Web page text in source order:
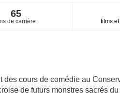
65
de carrière films
cours de comédie au
de futurs monstres sacrés